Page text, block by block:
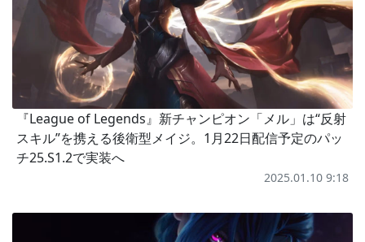
『League of Legends』新チャンピオン「メル」は“反射
スキル”を携える後衛型メイジ。1月22日配信予定のパッ
チ25.S1.2で実装へ
2025.01.10 9:18